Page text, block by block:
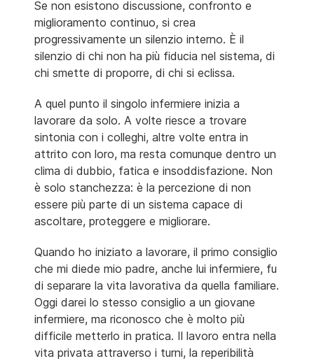
Se non esistono discussione, confronto e
miglioramento continuo, si crea
progressivamente un silenzio interno. È il
silenzio di chi non ha più fiducia nel sistema, di
chi smette di proporre, di chi si eclissa.
A quel punto il singolo infermiere inizia a
lavorare da solo. A volte riesce a trovare
sintonia con i colleghi, altre volte entra in
attrito con loro, ma resta comunque dentro un
clima di dubbio, fatica e insoddisfazione. Non
è solo stanchezza: è la percezione di non
essere più parte di un sistema capace di
ascoltare, proteggere e migliorare.
Quando ho iniziato a lavorare, il primo consiglio
che mi diede mio padre, anche lui infermiere, fu
di separare la vita lavorativa da quella familiare.
Oggi darei lo stesso consiglio a un giovane
infermiere, ma riconosco che è molto più
difficile metterlo in pratica. Il lavoro entra nella
vita privata attraverso i turni, la reperibilità